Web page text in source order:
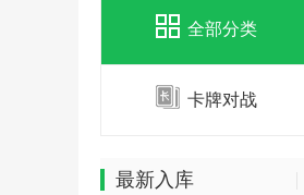
全部分类
卡牌对战
最新入库